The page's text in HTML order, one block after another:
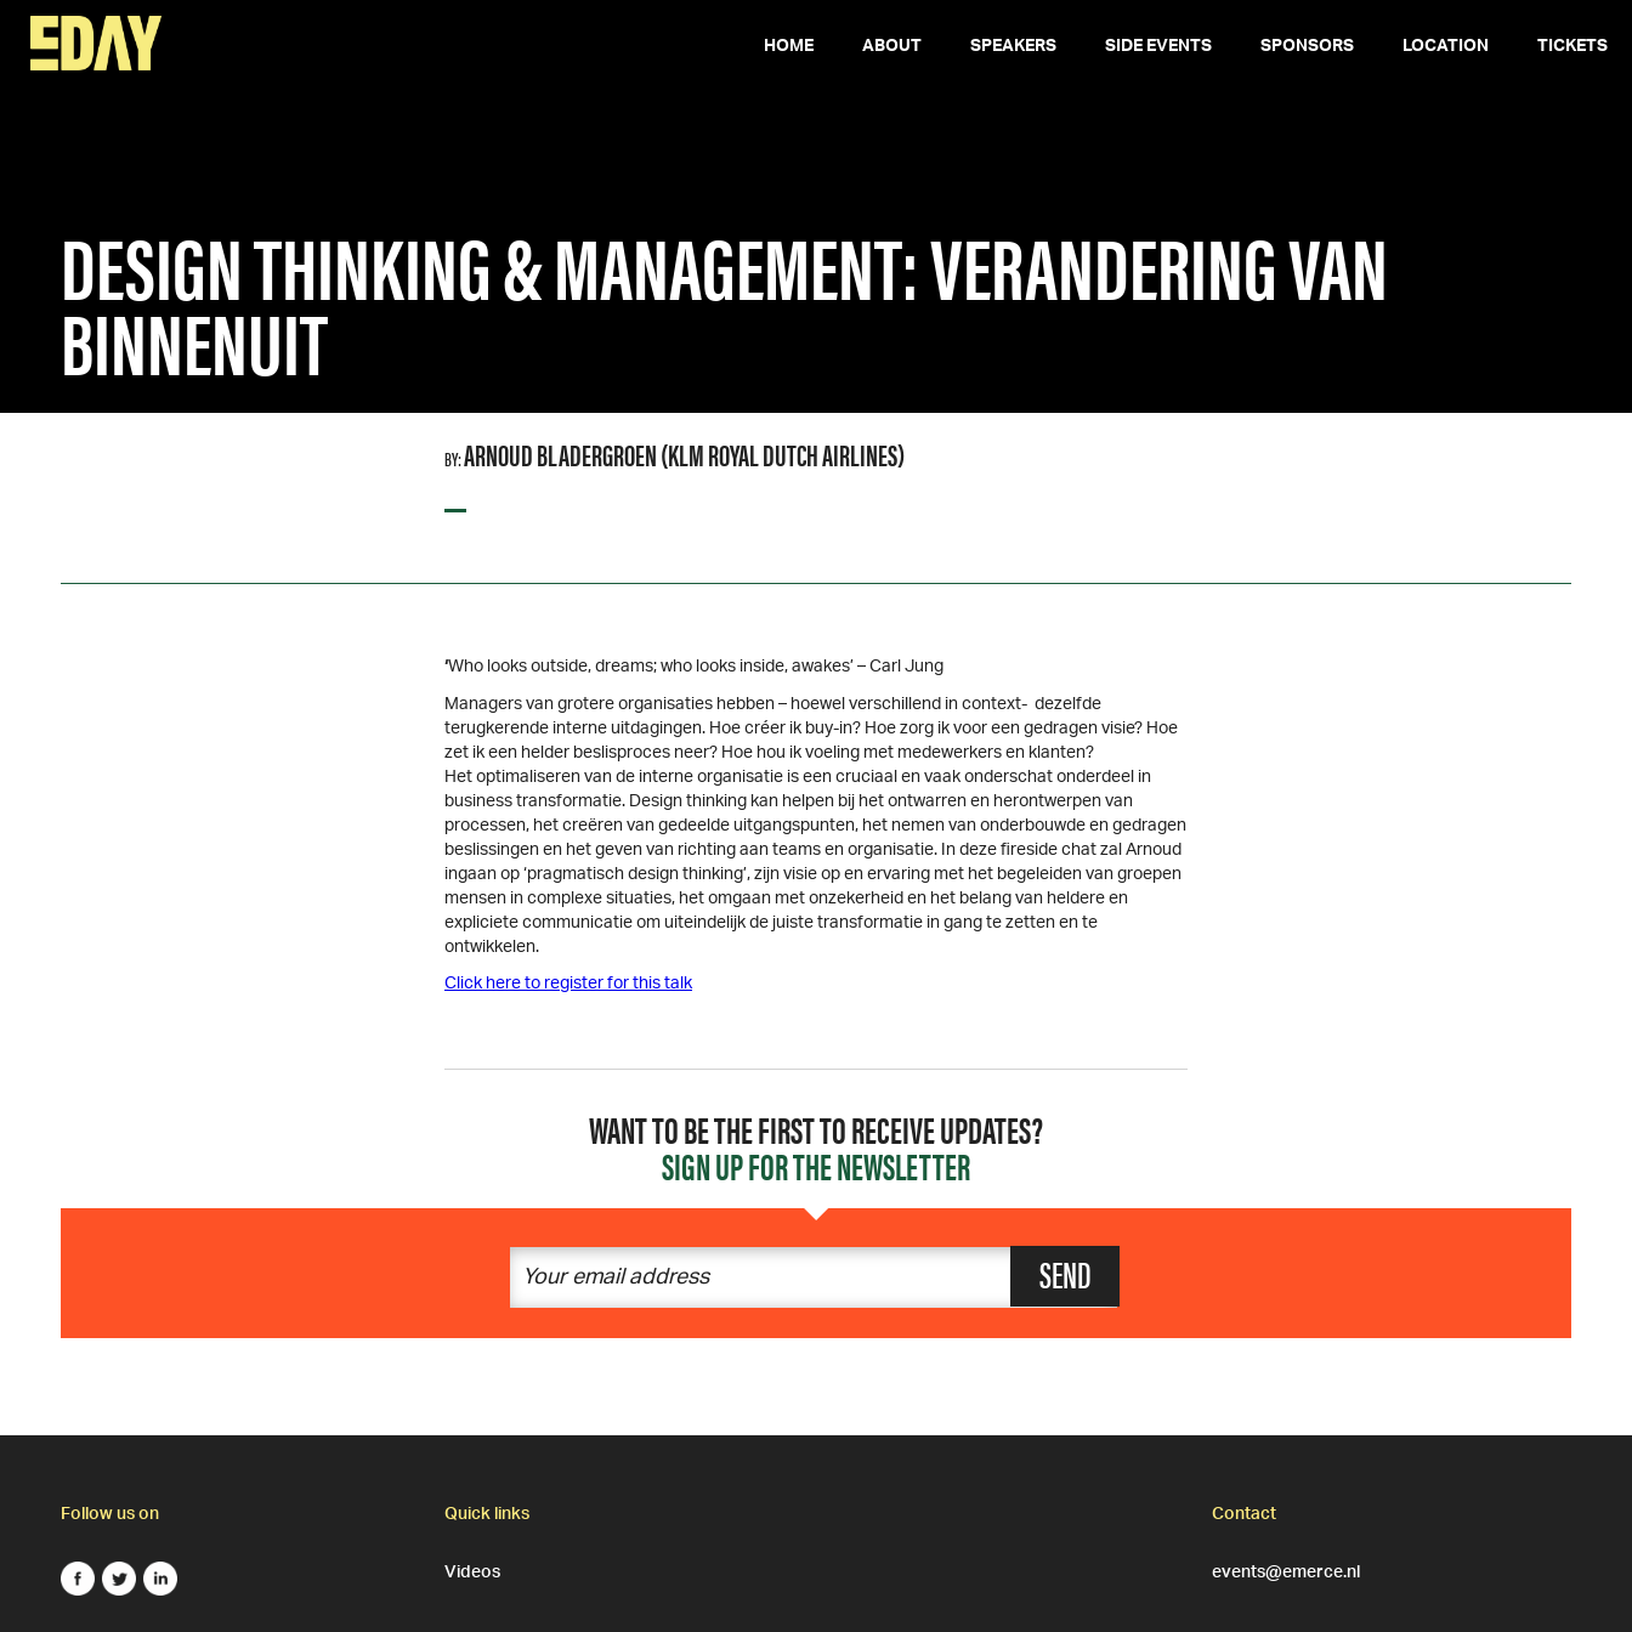
HOME ABOUT SPEAKERS SIDE EVENTS SPONSORS LOCATION TICKETS
SPEAKERS
DESIGN THINKING & MANAGEMENT: VERANDERING VAN
BINNENUIT
BY:ARNOUD BLADERGROEN (KLM ROYAL DUTCH AIRLINES)
—
‘Who looks outside, dreams; who looks inside, awakes’ – Carl Jung
Managers van grotere organisaties hebben – hoewel verschillend in context- dezelfde
terugkerende interne uitdagingen. Hoe créer ik buy-in? Hoe zorg ik voor een gedragen visie? Hoe
zet ik een helder beslisproces neer? Hoe hou ik voeling met medewerkers en klanten?
Het optimaliseren van de interne organisatie is een cruciaal en vaak onderschat onderdeel in
business transformatie. Design thinking kan helpen bij het ontwarren en herontwerpen van
processen, het creëren van gedeelde uitgangspunten, het nemen van onderbouwde en gedragen
beslissingen en het geven van richting aan teams en organisatie. In deze fireside chat zal Arnoud
ingaan op ‘pragmatisch design thinking’, zijn visie op en ervaring met het begeleiden van groepen
mensen in complexe situaties, het omgaan met onzekerheid en het belang van heldere en
expliciete communicatie om uiteindelijk de juiste transformatie in gang te zetten en te
ontwikkelen.
Click here to register for this talk
WANT TO BE THE FIRST TO RECEIVE UPDATES?
SIGN UP FOR THE NEWSLETTER
SEND
Follow us on
Quick links
Videos
Contact
events@emerce.nl